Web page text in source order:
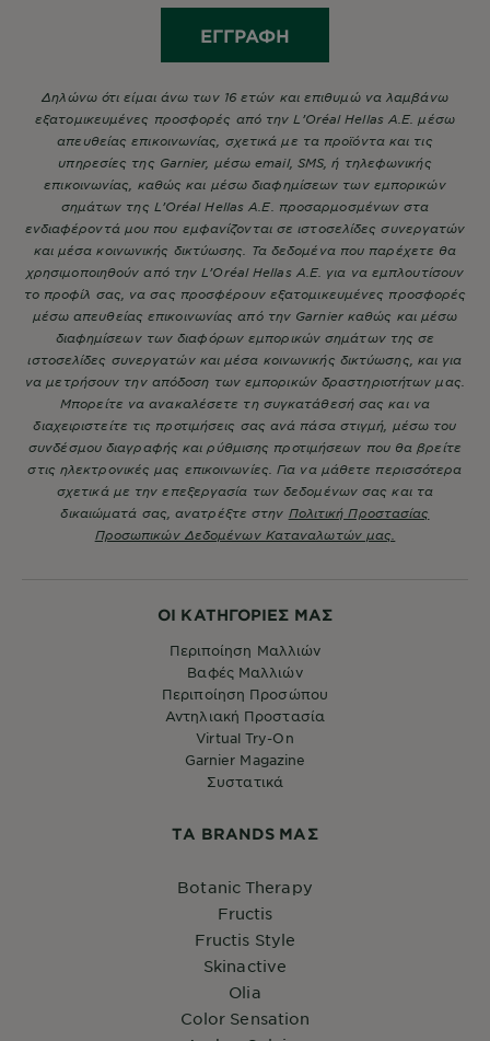
ΟΙ ΚΑΤΗΓΟΡΙΕΣ ΜΑΣ
Περιποίηση Μαλλιών
Βαφές Μαλλιών
Περιποίηση Προσώπου
Αντηλιακή Προστασία
Virtual Try-On
Garnier Magazine
Συστατικά
ΤA BRANDS ΜΑΣ
Botanic Therapy
Fructis
Fructis Style
Skinactive
Olia
Color Sensation
ΕΓΓΡΑΦΉ
Δηλώνω ότι είμαι άνω των 16 ετών και επιθυμώ να λαμβάνω
εξατομικευμένες προσφορές από την L’Oréal Hellas A.E. μέσω
απευθείας επικοινωνίας, σχετικά με τα προϊόντα και τις
υπηρεσίες της Garnier, μέσω email, SMS, ή τηλεφωνικής
επικοινωνίας, καθώς και μέσω διαφημίσεων των εμπορικών
σημάτων της L’Oréal Hellas A.E. προσαρμοσμένων στα
ενδιαφέροντά μου που εμφανίζονται σε ιστοσελίδες συνεργατών
και μέσα κοινωνικής δικτύωσης. Τα δεδομένα που παρέχετε θα
χρησιμοποιηθούν από την L’Oréal Hellas A.E. για να εμπλουτίσουν
το προφίλ σας, να σας προσφέρουν εξατομικευμένες προσφορές
μέσω απευθείας επικοινωνίας από την Garnier καθώς και μέσω
διαφημίσεων των διαφόρων εμπορικών σημάτων της σε
ιστοσελίδες συνεργατών και μέσα κοινωνικής δικτύωσης, και για
να μετρήσουν την απόδοση των εμπορικών δραστηριοτήτων μας.
Μπορείτε να ανακαλέσετε τη συγκατάθεσή σας και να
διαχειριστείτε τις προτιμήσεις σας ανά πάσα στιγμή, μέσω του
συνδέσμου διαγραφής και ρύθμισης προτιμήσεων που θα βρείτε
στις ηλεκτρονικές μας επικοινωνίες. Για να μάθετε περισσότερα
σχετικά με την επεξεργασία των δεδομένων σας και τα
δικαιώματά σας, ανατρέξτε στην Πολιτική Προστασίας
Προσωπικών Δεδομένων Καταναλωτών μας.